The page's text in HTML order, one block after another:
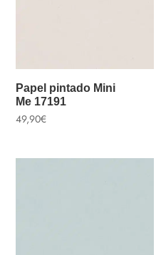
Papel pintado Mini
Me 17191
49,90€